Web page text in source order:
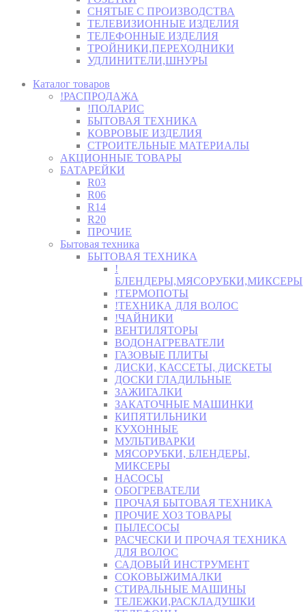
СНЯТЫЕ С ПРОИЗВОДСТВА
ТЕЛЕВИЗИОННЫЕ ИЗДЕЛИЯ
ТЕЛЕФОННЫЕ ИЗДЕЛИЯ
ТРОЙНИКИ,ПЕРЕХОДНИКИ
УДЛИНИТЕЛИ,ШНУРЫ
Каталог товаров
!РАСПРОДАЖА
!ПОЛАРИС
БЫТОВАЯ ТЕХНИКА
КОВРОВЫЕ ИЗДЕЛИЯ
СТРОИТЕЛЬНЫЕ МАТЕРИАЛЫ
АКЦИОННЫЕ ТОВАРЫ
БАТАРЕЙКИ
R03
R06
R14
R20
ПРОЧИЕ
Бытовая техника
БЫТОВАЯ ТЕХНИКА
!
БЛЕНДЕРЫ,МЯСОРУБКИ,МИКСЕРЫ
!ТЕРМОПОТЫ
!ТЕХНИКА ДЛЯ ВОЛОС
!ЧАЙНИКИ
ВЕНТИЛЯТОРЫ
ВОДОНАГРЕВАТЕЛИ
ГАЗОВЫЕ ПЛИТЫ
ДИСКИ, КАССЕТЫ, ДИСКЕТЫ
ДОСКИ ГЛАДИЛЬНЫЕ
ЗАЖИГАЛКИ
ЗАКАТОЧНЫЕ МАШИНКИ
КИПЯТИЛЬНИКИ
КУХОННЫЕ
МУЛЬТИВАРКИ
МЯСОРУБКИ, БЛЕНДЕРЫ,
МИКСЕРЫ
НАСОСЫ
ОБОГРЕВАТЕЛИ
ПРОЧАЯ БЫТОВАЯ ТЕХНИКА
ПРОЧИЕ ХОЗ ТОВАРЫ
ПЫЛЕСОСЫ
РАСЧЕСКИ И ПРОЧАЯ ТЕХНИКА
ДЛЯ ВОЛОС
САДОВЫЙ ИНСТРУМЕНТ
СОКОВЫЖИМАЛКИ
СТИРАЛЬНЫЕ МАШИНЫ
ТЕЛЕЖКИ,РАСКЛАДУШКИ